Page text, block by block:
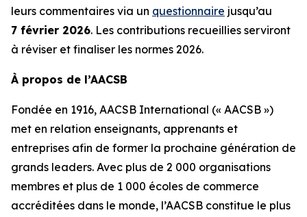
leurs commentaires via un questionnaire jusqu’au
7 février 2026. Les contributions recueillies serviront
à réviser et finaliser les normes 2026.
À propos de l’AACSB
Fondée en 1916, AACSB International (« AACSB »)
met en relation enseignants, apprenants et
entreprises afin de former la prochaine génération de
grands leaders. Avec plus de 2 000 organisations
membres et plus de 1 000 écoles de commerce
accréditées dans le monde, l’AACSB constitue le plus